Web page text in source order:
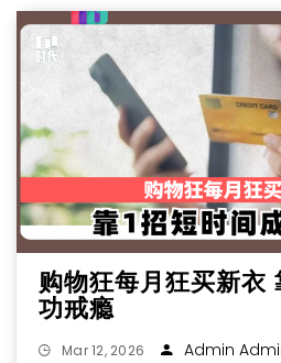
购物狂每月狂买新衣
功戒瘾
Mar 12, 2026 Admin